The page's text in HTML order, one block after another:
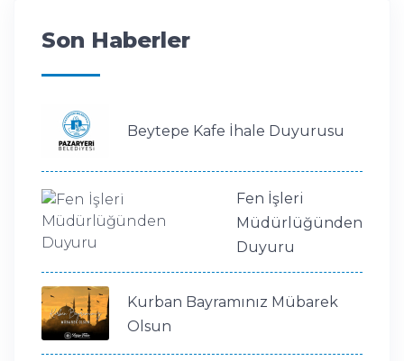
Son Haberler
Beytepe Kafe İhale Duyurusu
Fen İşleri
Müdürlüğünden
Duyuru
Kurban Bayramınız Mübarek
Olsun